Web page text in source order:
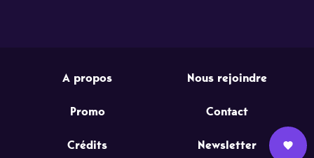
A propos Nous rejoindre
Promo Contact
Crédits Newsletter